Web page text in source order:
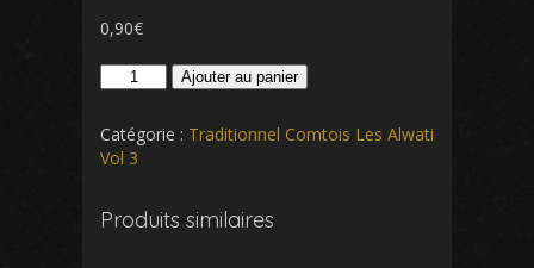
0,90€
quantité
7
Les
De
Marine
Ajouter au panier
Catégorie : Traditionnel Comtois Les Alwati
Vol 3
Produits similaires